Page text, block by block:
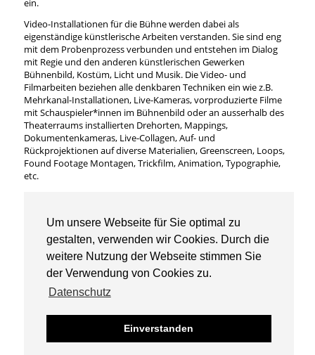
Um unsere Webseite für Sie optimal zu
gestalten, verwenden wir Cookies. Durch die
weitere Nutzung der Webseite stimmen Sie
der Verwendung von Cookies zu.
Datenschutz
Einverstanden
Video-Installationen für die Bühne werden dabei als
eigenständige künstlerische Arbeiten verstanden. Sie sind eng
mit dem Probenprozess verbunden und entstehen im Dialog
mit Regie und den anderen künstlerischen Gewerken
Bühnenbild, Kostüm, Licht und Musik. Die Video- und
Filmarbeiten beziehen alle denkbaren Techniken ein wie z.B.
Mehrkanal-Installationen, Live-Kameras, vorproduzierte Filme
mit Schauspieler*innen im Bühnenbild oder an ausserhalb des
Theaterraums installierten Drehorten, Mappings,
Dokumentenkameras, Live-Collagen, Auf- und
Rückprojektionen auf diverse Materialien, Greenscreen, Loops,
Found Footage Montagen, Trickfilm, Animation, Typographie,
etc.
realisieren Auf- und Rückprojektionen auf unterschiedliche
Materialien.
Universität der Künste Berlin